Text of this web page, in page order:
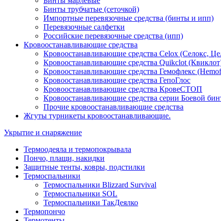
Бинты трубчатые (сеточкой)
Импортные перевязочные средства (бинты и ипп)
Перевязочные салфетки
Российские перевязочные средства (ипп)
Кровоостанавливающие средства
Кровоостанавливающие средства Celox (Селокс,
Кровоостанавливающие средства Quikclot
Кровоостанавливающие средства Гемофлекс
Кровоостанавливающие средства ГепоГлос
Кровоостанавливающие средства КровеСТОП
Кровоостанавливающие средства серии Боевой
Прочие кровоостанавливающие средства
Жгуты турникеты кровоостанавливающие.
Укрытие и снаряжение
Термоодеяла и термопокрывала
Пончо, плащи, накидки
Защитные тенты, ковры, подстилки
Термоспальники
Термоспальники Blizzard Survival
Термоспальники SOL
Термоспальники ТакДеялко
Термопончо